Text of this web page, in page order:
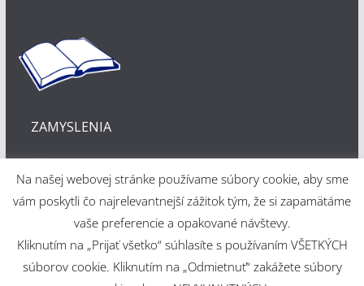
ZAMYSLENIA
Webové riešenie
Na našej webovej stránke používame súbory cookie, aby sme
vám poskytli čo najrelevantnejší zážitok tým, že si zapamätáme
vaše preferencie a opakované návštevy.
Kliknutím na „Prijať všetko“ súhlasíte s používaním VŠETKÝCH
súborov cookie. Kliknutím na „Odmietnuť“ zakážete súbory